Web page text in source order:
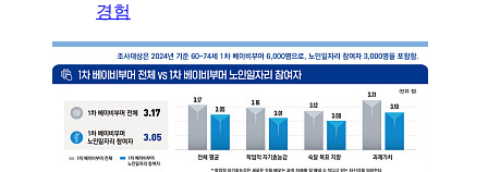
경험